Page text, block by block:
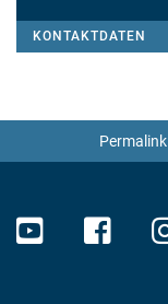
KONTAKTDATEN
Permalink